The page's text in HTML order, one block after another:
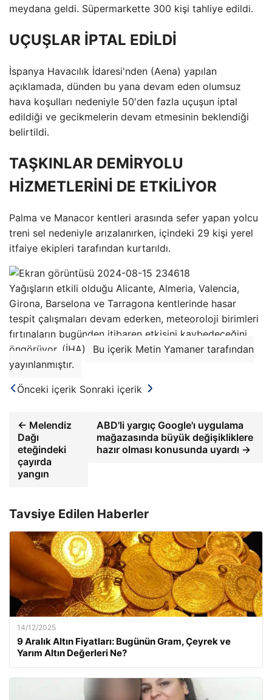
meydana geldi. Süpermarkette 300 kişi tahliye edildi.
UÇUŞLAR İPTAL EDİLDİ
İspanya Havacılık İdaresi'nden (Aena) yapılan
açıklamada, dünden bu yana devam eden olumsuz
hava koşulları nedeniyle 50'den fazla uçuşun iptal
edildiği ve gecikmelerin devam etmesinin beklendiği
belirtildi.
TAŞKINLAR DEMİRYOLU
HİZMETLERİNİ DE ETKİLİYOR
Palma ve Manacor kentleri arasında sefer yapan yolcu
treni sel nedeniyle arızalanırken, içindeki 29 kişi yerel
itfaiye ekipleri tarafından kurtarıldı.
Yağışların etkili olduğu Alicante, Almeria, Valencia,
Girona, Barselona ve Tarragona kentlerinde hasar
tespit çalışmaları devam ederken, meteoroloji birimleri
fırtınaların bugünden itibaren etkisini kaybedeceğini
öngörüyor. (İHA)
Bu içerik Metin Yamaner tarafından
yayınlanmıştır.
Önceki içerik Sonraki içerik
← Melendiz
Dağı
eteğindeki
çayırda
yangın
ABD'li yargıç Google'ı uygulama
mağazasında büyük değişikliklere
hazır olması konusunda uyardı →
Tavsiye Edilen Haberler
14/12/2025
9 Aralık Altın Fiyatları: Bugünün Gram, Çeyrek ve
Yarım Altın Değerleri Ne?